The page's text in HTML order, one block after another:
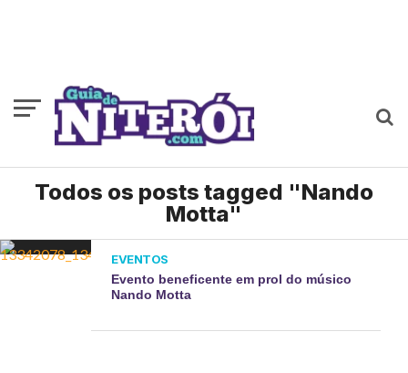
Todos os posts tagged "Nando
Motta"
EVENTOS
Evento beneficente em prol do músico
Nando Motta